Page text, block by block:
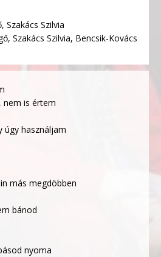
Szakács Szilvia
Szakács Szilvia, Bencsik-Kovács
nem is értem
úgy használjam
más megdöbben
bánod
nyoma